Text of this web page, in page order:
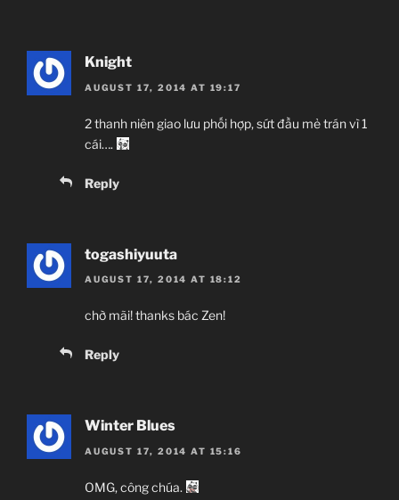
Knight
AUGUST 17, 2014 AT 19:17
2 thanh niên giao lưu phối hợp, sứt đầu mẻ trán vì 1
cái….
Reply
togashiyuuta
AUGUST 17, 2014 AT 18:12
chờ mãi! thanks bác Zen!
Reply
Winter Blues
AUGUST 17, 2014 AT 15:16
OMG, công chúa.